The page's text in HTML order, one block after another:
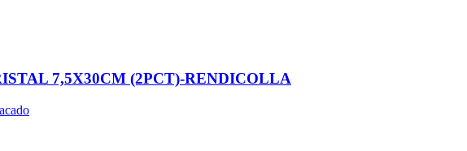
7,5X30CM (2PCT)-RENDICOLLA